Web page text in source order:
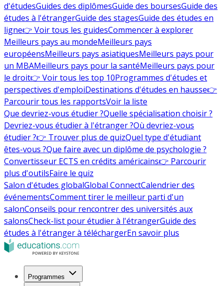
d'étudesGuides des diplômesGuide des boursesGuide des
études à l'étrangerGuide des stagesGuide des études en
ligne👉 Voir tous les guidesCommencer à explorer
Meilleurs pays au mondeMeilleurs pays
européensMeilleurs pays asiatiquesMeilleurs pays pour
un MBAMeilleurs pays pour la santéMeilleurs pays pour
le droit👉 Voir tous les top 10Programmes d'études et
perspectives d'emploiDestinations d'études en hausse👉
Parcourir tous les rapportsVoir la liste
Que devriez-vous étudier ?Quelle spécialisation choisir ?
Devriez-vous étudier à l'étranger ?Où devriez-vous
étudier ?👉 Trouver plus de quizQuel type d'étudiant
êtes-vous ?Que faire avec un diplôme de psychologie ?
Convertisseur ECTS en crédits américains👉 Parcourir
plus d'outilsFaire le quiz
Salon d'études globalGlobal ConnectCalendrier des
événementsComment tirer le meilleur parti d'un
salonConseils pour rencontrer des universités aux
salonsCheck-list pour étudier à l'étrangerGuide des
études à l'étranger à téléchargerEn savoir plus
Programmes